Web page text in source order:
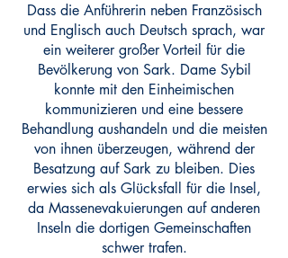
Dass die Anführerin neben Französisch
und Englisch auch Deutsch sprach, war
ein weiterer großer Vorteil für die
Bevölkerung von Sark. Dame Sybil
konnte mit den Einheimischen
kommunizieren und eine bessere
Behandlung aushandeln und die meisten
von ihnen überzeugen, während der
Besatzung auf Sark zu bleiben. Dies
erwies sich als Glücksfall für die Insel,
da Massenevakuierungen auf anderen
Inseln die dortigen Gemeinschaften
schwer trafen.